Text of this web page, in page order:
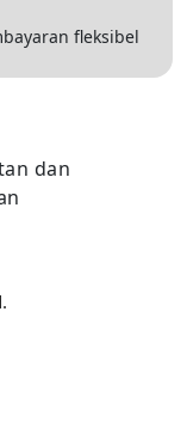
fleksibel
dan